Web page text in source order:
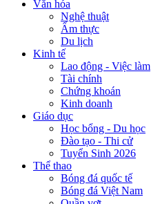
Văn hóa
Nghệ thuật
Ẩm thực
Du lịch
Kinh tế
Lao động - Việc làm
Tài chính
Chứng khoán
Kinh doanh
Giáo dục
Học bổng - Du học
Đào tạo - Thi cử
Tuyển Sinh 2026
Thể thao
Bóng đá quốc tế
Bóng đá Việt Nam